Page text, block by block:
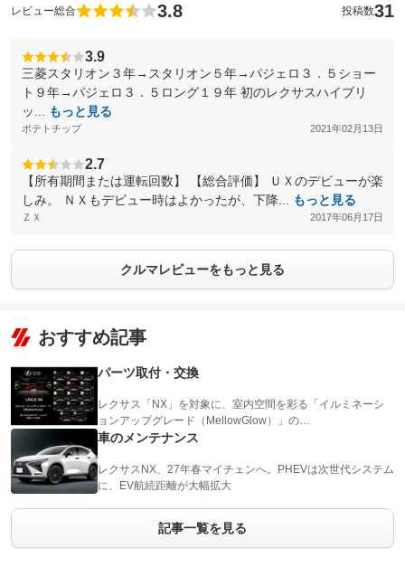
レビュー総合 3.8 投稿数31
3.9
三菱スタリオン３年→スタリオン５年→パジェロ３．５ショー
ト９年→パジェロ３．５ロング１９年 初のレクサスハイブリ
ッ...
もっと見る
ポテトチップ 2021年02月13日
2.7
【所有期間または運転回数】 【総合評価】 ＵＸのデビューが楽
しみ。 ＮＸもデビュー時はよかったが、下降...
もっと見る
ＺＸ 2017年06月17日
クルマレビューをもっと見る
おすすめ記事
パーツ取付・交換
レクサス「NX」を対象に、室内空間を彩る「イルミネーシ
ョンアップグレード（MellowGlow）」の…
車のメンテナンス
レクサスNX、27年春マイチェンへ。PHEVは次世代システム
に、EV航続距離が大幅拡大
記事一覧を見る